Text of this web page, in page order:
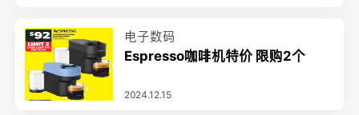
电子数码
Espresso咖啡机特价 限购2个
2024.12.15